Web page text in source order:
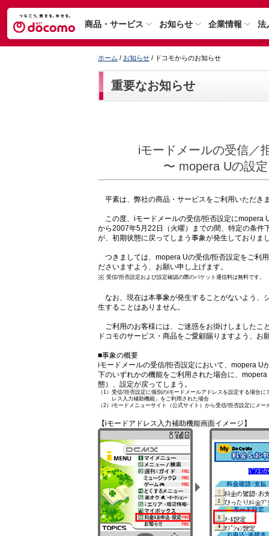
商品・サービス お知らせ 企業情報 法
ホーム / お知らせ / ドコモからのお知らせ
重要なお知らせ
iモードメールの受信／
〜 mopera Uの設
平素は、弊社の商品・サービスをご利用いただき
この度、iモードメールの受信/拒否設定にmopera
から2007年5月22日（火曜）までの間、特定の条件
が、初期状態に戻ってしまう事象が発生しておりま
つきましては、mopera Uの受信/拒否設定をご利
ださいますよう、お願い申し上げます。
受信/拒否設定および設定確認の際のパケット通信料は無料です。
なお、現在は本事象が発生することがないよう、
生することはありません。
ご利用のお客様には、ご迷惑をお掛けしましたこ
ドコモのサービス・商品をご愛顧賜りますよう、お
■事象の概要
iモードメールの受信/拒否設定において、mopera U
下のいずれかの機能をご利用された場合に、
態）、設定が戻ってしまう。
（1） 受信/拒否設定に個別のiモードメールアドレスを設定する場合
レス入力補助機能」をご利用された場合
（2） iモードメニューサイト（公式サイト）から受信/拒否設定にメ
【iモードアドレス入力補助機能画面イメージ】